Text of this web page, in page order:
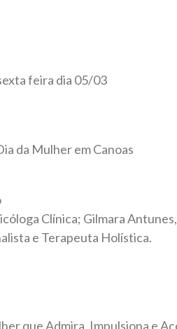
feira dia 05/03
da Mulher em Canoas
Clínica; Gilmara
e Terapeuta Holística.
que Admira, Impulsiona e